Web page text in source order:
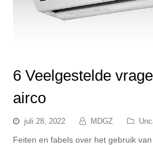
6 Veelgestelde
airco
juli 28, 2022 MDGZ
Feiten en fabels over het gebruik